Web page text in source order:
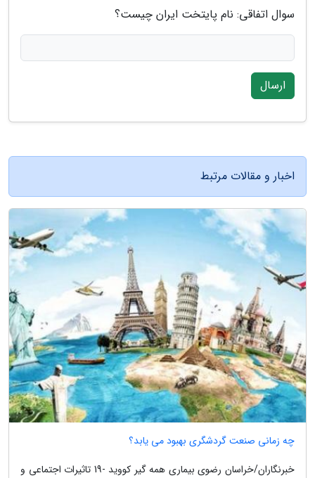
سوال اتفاقی: نام پایتخت ایران چیست؟
ارسال
اخبار و مقالات مرتبط
چه زمانی صنعت گردشگری بهبود می یابد؟
خبرنگاران/خراسان رضوی بیماری همه گیر کووید -19 تاثیرات اجتماعی و